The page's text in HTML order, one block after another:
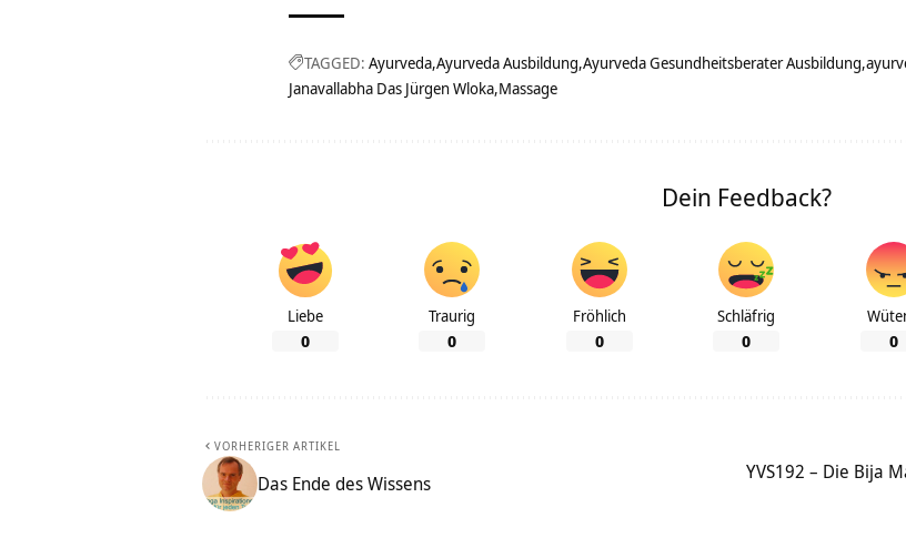
TAGGED: Ayurveda Ayurveda Ausbildung Ayurveda Gesundheitsberater Ausbildung
Janavallabha Das Jürgen Wloka Massage
Dein Feedback?
Liebe
0
Traurig
0
Fröhlich
0
Schläfrig
0 0
VORHERIGER ARTIKEL
Das Ende des Wissens
YVS192 – Die Bija